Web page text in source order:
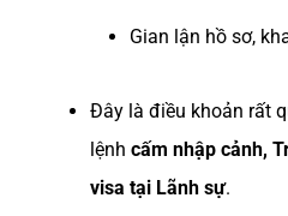
Gian lận hồ sơ,
Đây là điều khoản rất
lệnh cấm nhập cảnh,
visa tại Lãnh sự.